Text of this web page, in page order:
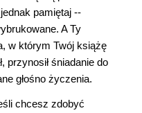
pamiętaj --
A Ty
w którym Twój książę
przynosił śniadanie do
głośno życzenia.
chcesz zdobyć